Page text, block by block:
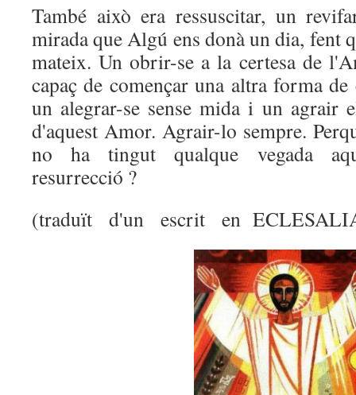
També això era ressuscitar, un
mirada que Algú ens donà un dia, fent
mateix. Un obrir-se a la certesa de
capaç de començar una altra forma
un alegrar-se sense mida i un agrair
d'aquest Amor. Agrair-lo sempre.
no ha tingut qualque vegada
resurrecció ?
(traduït d'un escrit en